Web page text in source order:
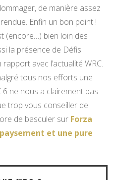
de manière assez
Enfin un bon point !
(encore…) bien loin des
la présence de Défis
avec l’actualité WRC.
tous nos efforts une
ne nous a clairement pas
trop vous conseiller de
de basculer sur Forza
et une pure